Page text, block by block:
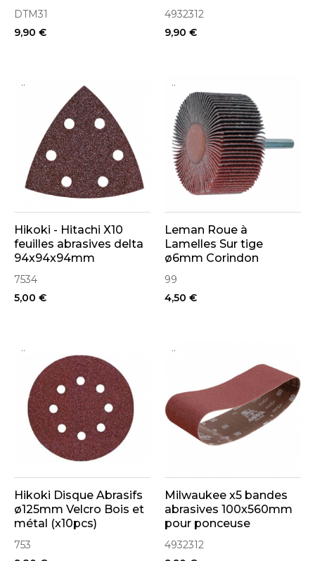
DTM31
9,90 €
4932312
9,90 €
..
Hikoki - Hitachi X10
feuilles abrasives delta
94x94x94mm
7534
5,00 €
..
Leman Roue à
Lamelles Sur tige
ø6mm Corindon
99
4,50 €
..
Hikoki Disque Abrasifs
ø125mm Velcro Bois et
métal (x10pcs)
753
..
Milwaukee x5 bandes
abrasives 100x560mm
pour ponceuse
4932312